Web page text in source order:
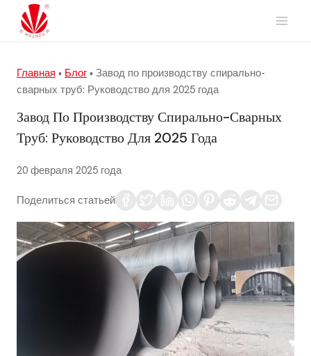
Перейти
содержимому
Главная • Блог • Завод по производству спирально-
сварных труб: Руководство для 2025 года
Завод По Производству Спирально-Сварных
Труб: Руководство Для 2025 Года
20 февраля 2025 года
Поделиться статьей